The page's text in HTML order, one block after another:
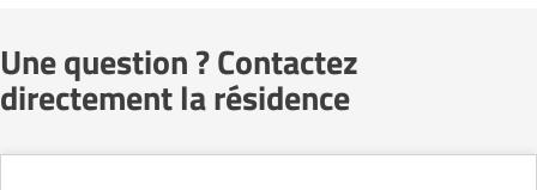
Une question ? Contactez
directement la résidence